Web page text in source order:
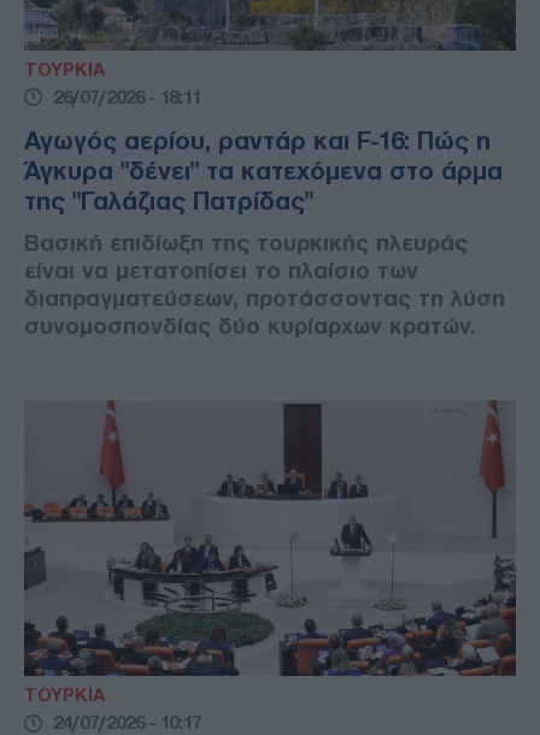
ΤΟΥΡΚΙΑ
26/07/2026 - 18:11
Αγωγός αερίου, ραντάρ και F-16: Πώς η
Άγκυρα "δένει" τα κατεχόμενα στο άρμα
της "Γαλάζιας Πατρίδας"
Βασική επιδίωξη της τουρκικής πλευράς
είναι να μετατοπίσει το πλαίσιο των
διαπραγματεύσεων, προτάσσοντας τη λύση
συνομοσπονδίας δύο κυρίαρχων κρατών.
ΤΟΥΡΚΙΑ
24/07/2026 - 10:17